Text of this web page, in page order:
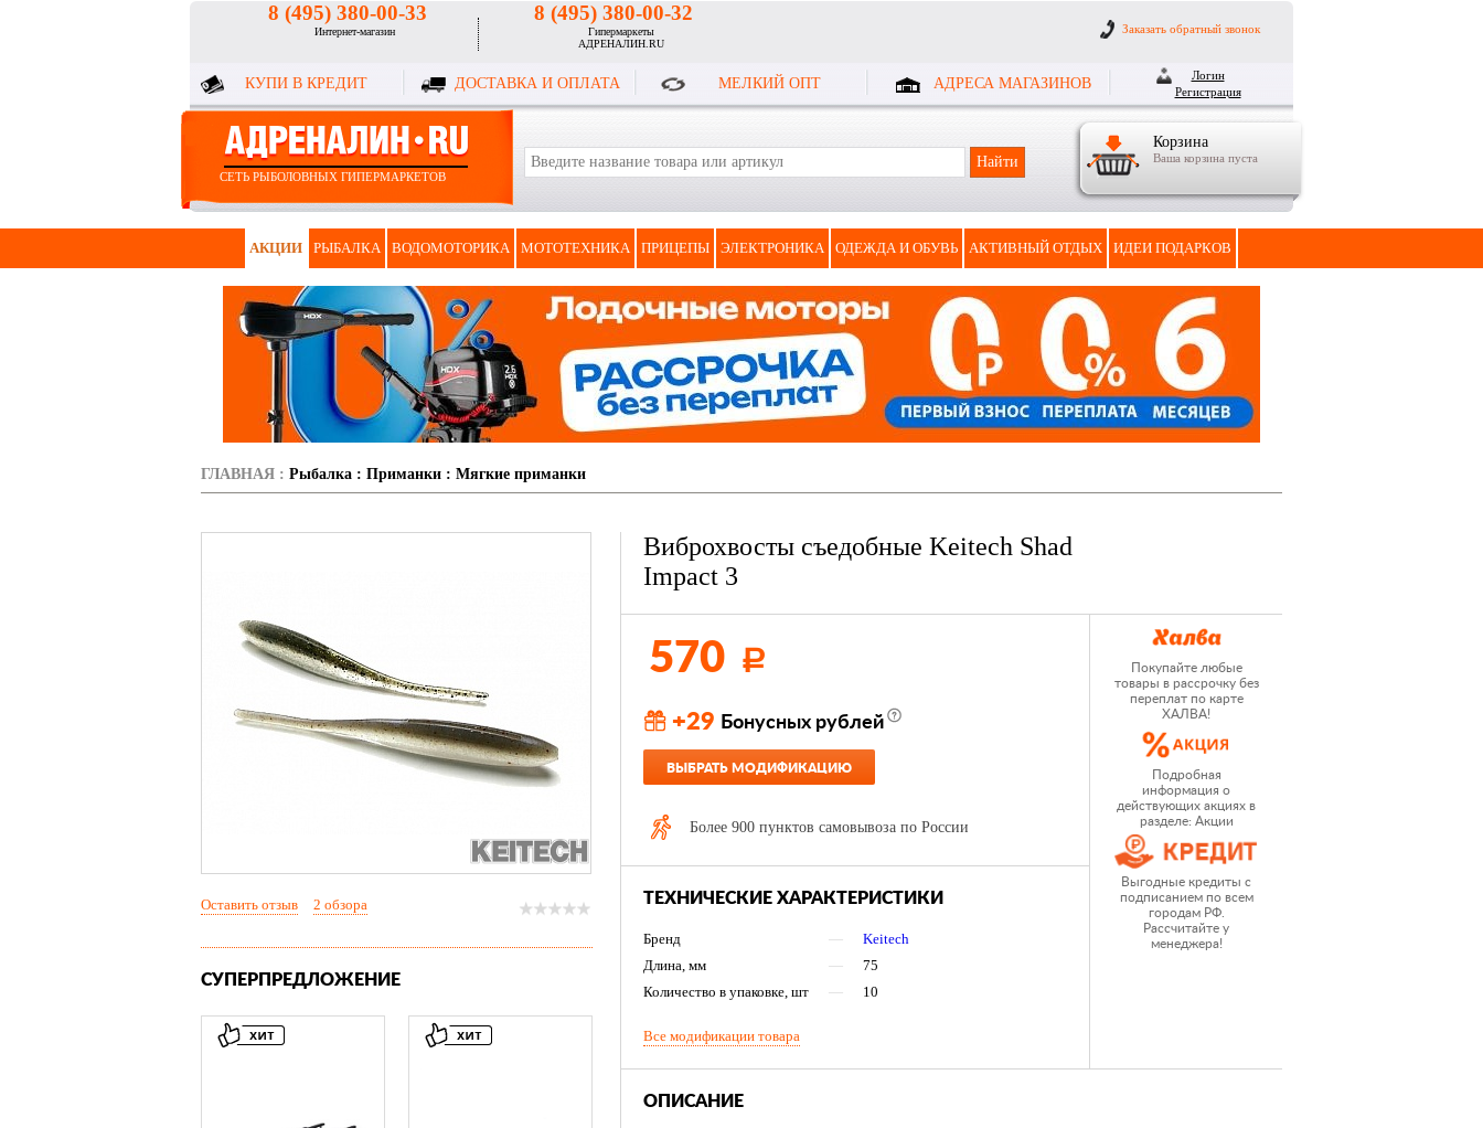
8 (495) 380-00-33
Интернет-магазин
8 (495) 380-00-32
Гипермаркеты
АДРЕНАЛИН.RU
Заказать обратный звонок
КУПИ В КРЕДИТ ДОСТАВКА И ОПЛАТА МЕЛКИЙ ОПТ АДРЕСА МАГАЗИНОВ
Логин
Регистрация
Корзина
Ваша корзина пуста
СЕТЬ РЫБОЛОВНЫХ ГИПЕРМАРКЕТОВ
АКЦИИ РЫБАЛКА ВОДОМОТОРИКА МОТОТЕХНИКА ПРИЦЕПЫ ЭЛЕКТРОНИКА ОДЕЖДА И ОБУВЬ АКТИВНЫЙ ОТДЫХ ИДЕИ ПОДАРКОВ
ГЛАВНАЯ : Рыбалка : Приманки : Мягкие приманки
Виброхвосты съедобные Keitech Shad
Impact 3
570 Р
+29 Бонусных рублей
ВЫБРАТЬ МОДИФИКАЦИЮ
Более 900 пунктов самовывоза по России
ТЕХНИЧЕСКИЕ ХАРАКТЕРИСТИКИ
Бренд —
Keitech
Длина, мм
—
75
Количество в упаковке, шт
— 10
Все модификации товара
Покупайте любые
товары в рассрочку без
переплат по карте
ХАЛВА!
Подробная
информация о
действующих акциях в
разделе: Акции
Выгодные кредиты с
подписанием по всем
городам РФ.
Рассчитайте у
менеджера!
ОПИСАНИЕ
Оставить отзыв 2 обзора
СУПЕРПРЕДЛОЖЕНИЕ